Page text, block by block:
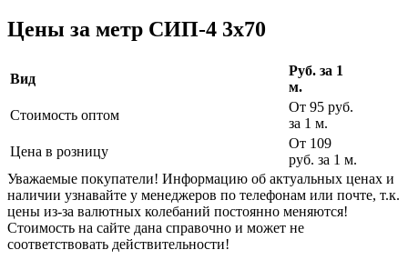
Цены за метр СИП-4 3х70
Вид
Руб. за 1
м.
Стоимость оптом
От 95 руб.
за 1 м.
Цена в розницу
От 109
руб. за 1 м.
Уважаемые покупатели! Информацию об актуальных ценах и
наличии узнавайте у менеджеров по телефонам или почте, т.к.
цены из-за валютных колебаний постоянно меняются!
Стоимость на сайте дана справочно и может не
соответствовать действительности!